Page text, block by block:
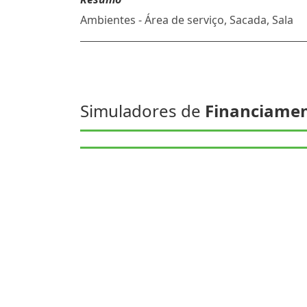
Ambientes - Área de serviço, Sacada, Sala
Simuladores de